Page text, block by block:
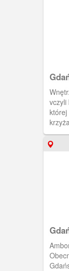
(Die
vczyli
której
rolę
wojny
Jej
z